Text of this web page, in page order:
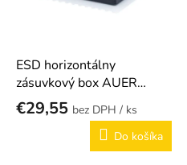
ESD horizontálny
zásuvkový box AUER
SB.H, 40,8 × 36,7 × 3,4
cm
€29,55
/ ks
Do košíka